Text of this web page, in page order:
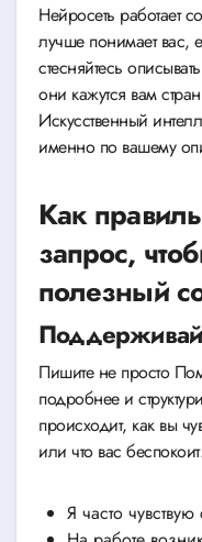
Нейросеть работает
лучше понимает вас,
стесняйтесь
они кажутся вам
Искусственный
именно по вашему
Как
запрос,
полезный
Пишите не просто
подробнее и
происходит, как вы
или что вас
Я часто